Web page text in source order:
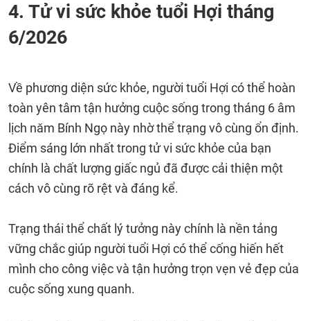
4. Tử vi sức khỏe tuổi Hợi tháng
6/2026
Về phương diện sức khỏe, người tuổi Hợi có thể hoàn
toàn yên tâm tận hưởng cuộc sống trong tháng 6 âm
lịch năm Bính Ngọ này nhờ thể trạng vô cùng ổn định.
Điểm sáng lớn nhất trong tử vi sức khỏe của bạn
chính là chất lượng giấc ngủ đã được cải thiện một
cách vô cùng rõ rệt và đáng kể.
Trạng thái thể chất lý tưởng này chính là nền tảng
vững chắc giúp người tuổi Hợi có thể cống hiến hết
mình cho công việc và tận hưởng trọn vẹn vẻ đẹp của
cuộc sống xung quanh.